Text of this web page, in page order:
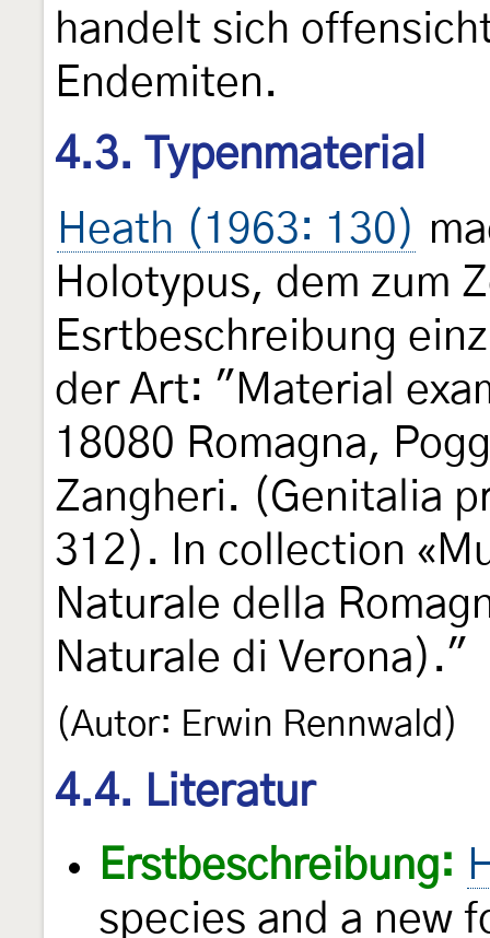
handelt sich
Endemiten.
4.3. Typenmaterial
Heath (1963: 130)
Holotypus, dem zum
Esrtbeschreibung
der Art: "Material
18080 Romagna,
Zangheri. (Genitalia
312). In collection
Naturale della
Naturale di Verona)."
(Autor: Erwin Rennwald)
4.4. Literatur
Erstbeschreibung:
species and a new